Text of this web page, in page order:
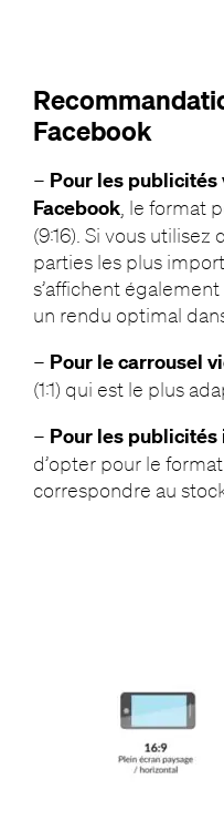
Facebook
– Pour les publicités
Facebook, le format
(9:16). Si vous
parties les plus
s’affichent
un rendu optimal
– Pour le carrousel
(1:1) qui est le plus
– Pour les publicités
d’opter pour le
correspondre au